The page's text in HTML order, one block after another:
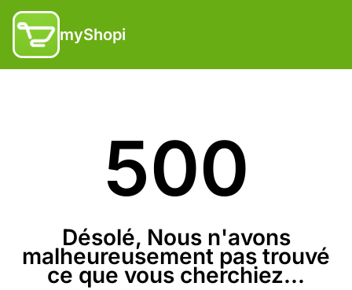
myShopi
500
Désolé, Nous n'avons
malheureusement pas trouvé
ce que vous cherchiez...